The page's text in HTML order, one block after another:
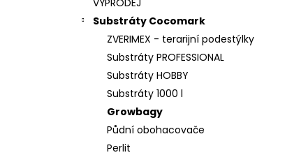
VÝPRODEJ
Substráty Cocomark
ZVERIMEX - terarijní podestýlky
Substráty PROFESSIONAL
Substráty HOBBY
Substráty 1000 l
Growbagy
Půdní obohacovače
Perlit